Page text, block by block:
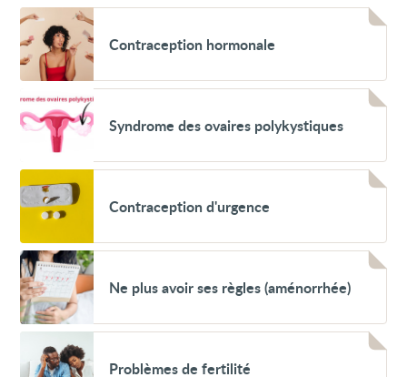
Voir
Contraception
hormonale
Contraception hormonale
Voir
Syndrome
des
ovaires
polykystiques
Syndrome des ovaires polykystiques
Voir
Contraception
d'urgence
Contraception d'urgence
Voir
Ne
plus
avoir
ses
règles
(aménorrhée)
Ne plus avoir ses règles (aménorrhée)
Problèmes
de
Problèmes de fertilité